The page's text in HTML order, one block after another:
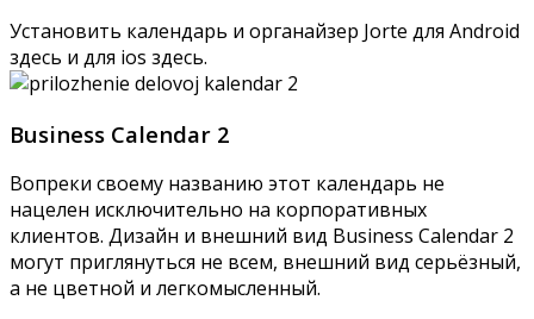
Установить календарь и органайзер Jorte для Android
здесь и для ios здесь.
Business Calendar 2
Вопреки своему названию этот календарь не
нацелен исключительно на корпоративных
клиентов. Дизайн и внешний вид Business Calendar 2
могут приглянуться не всем, внешний вид серьёзный,
а не цветной и легкомысленный.